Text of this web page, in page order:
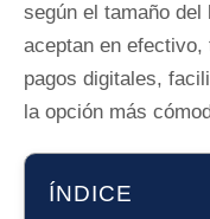
según el tamaño
aceptan en
pagos digitales,
la opción más
ÍNDICE